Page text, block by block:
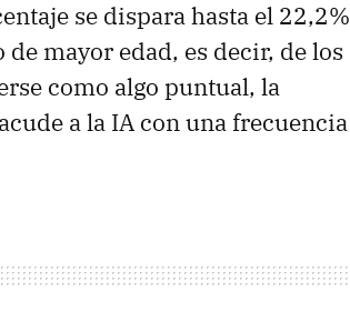
se dispara hasta el 22,2%
mayor edad, es decir, de los
como algo puntual, la
a la IA con una frecuencia